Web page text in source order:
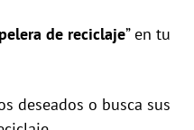
de reciclaje” en tu
deseados o busca sus